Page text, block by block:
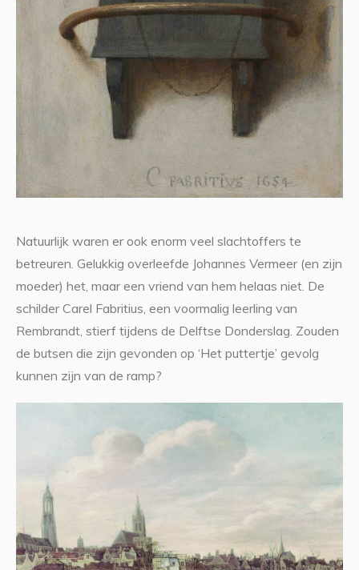
Natuurlijk waren er ook enorm veel slachtoffers te
betreuren. Gelukkig overleefde Johannes Vermeer (en zijn
moeder) het, maar een vriend van hem helaas niet. De
schilder Carel Fabritius, een voormalig leerling van
Rembrandt, stierf tijdens de Delftse Donderslag. Zouden
de butsen die zijn gevonden op ‘Het puttertje’ gevolg
kunnen zijn van de ramp?